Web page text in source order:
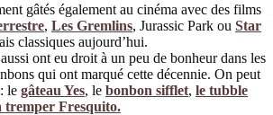
gâtés également au cinéma avec des films
, Les Gremlins, Jurassic Park ou Star
classiques aujourd’hui.
ont eu droit à un peu de bonheur dans les
qui ont marqué cette décennie. On peut
le gâteau Yes, le bonbon sifflet, le tubble
tremper Fresquito.